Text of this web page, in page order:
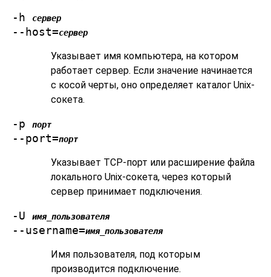
-h сервер
--host=сервер
Указывает имя компьютера, на котором
работает сервер. Если значение начинается
с косой черты, оно определяет каталог Unix-
сокета.
-p порт
--port=порт
Указывает TCP-порт или расширение файла
локального Unix-сокета, через который
сервер принимает подключения.
-U имя_пользователя
--username=имя_пользователя
Имя пользователя, под которым
производится подключение.